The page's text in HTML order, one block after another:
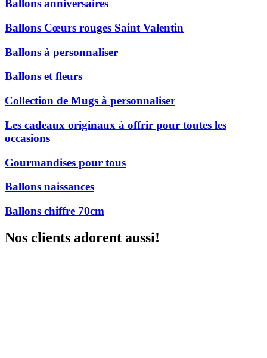
Ballons anniversaires
Ballons Cœurs rouges Saint Valentin
Ballons à personnaliser
Ballons et fleurs
Collection de Mugs à personnaliser
Les cadeaux originaux à offrir pour toutes les
occasions
Gourmandises pour tous
Ballons naissances
Ballons chiffre 70cm
Nos clients adorent aussi!